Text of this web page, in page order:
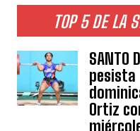
TOP 5 DE LA
SANTO
pesista
Ortiz